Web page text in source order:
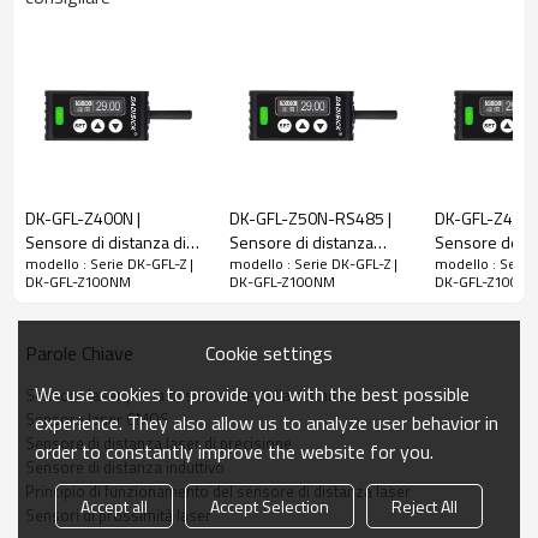
Misurazione
dell'interasse
30 mm 50 mm
100
mm
200mm
400
mm
Ripetibilità 10μm 30μm 70μm 200μm
400μm
(distanza
(distanza di
misurazione
200~400
DK-GFL-Z400N |
Sensore di distanza di
prossimità | DADISICK
modello : Serie DK-GFL-Z |
DK-GFL-Z100NM
DK-GFL-Z50N-RS485 |
Sensore di distanza
laser industriale |
DADISICK
modello : Serie DK-GFL-Z |
DK-GFL-Z100NM
DK-GFL-
Sensore del
| DADISICK
modello : Serie
DK-GFL-
Parole Chiave
Sensore laser per la misurazione della distanza
Sensore laser CMOS
Sensore di distanza laser di precisione
Sensore di distanza induttivo
Principio di funzionamento del sensore di distanza laser
Sensori di prossimità laser
Cookie settings
We use cookies to provide you with the best possible
experience. They also allow us to analyze user behavior in
order to constantly improve the website for you.
Accept all Accept Selection Reject All